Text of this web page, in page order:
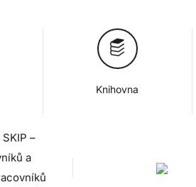
Knihovna